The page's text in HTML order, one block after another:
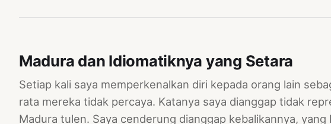
Madura dan Idiomatiknya yang Setara
Setiap kali saya memperkenalkan diri kepada orang lain
rata mereka tidak percaya. Katanya saya dianggap tidak
Madura tulen. Saya cenderung dianggap kebalikannya,